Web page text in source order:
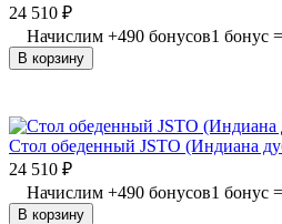
24 510 ₽
Начислим +490 бонусов1 бонус
В корзину
Стол обеденный JSTO (Индиана
24 510 ₽
Начислим +490 бонусов1 бонус
В корзину